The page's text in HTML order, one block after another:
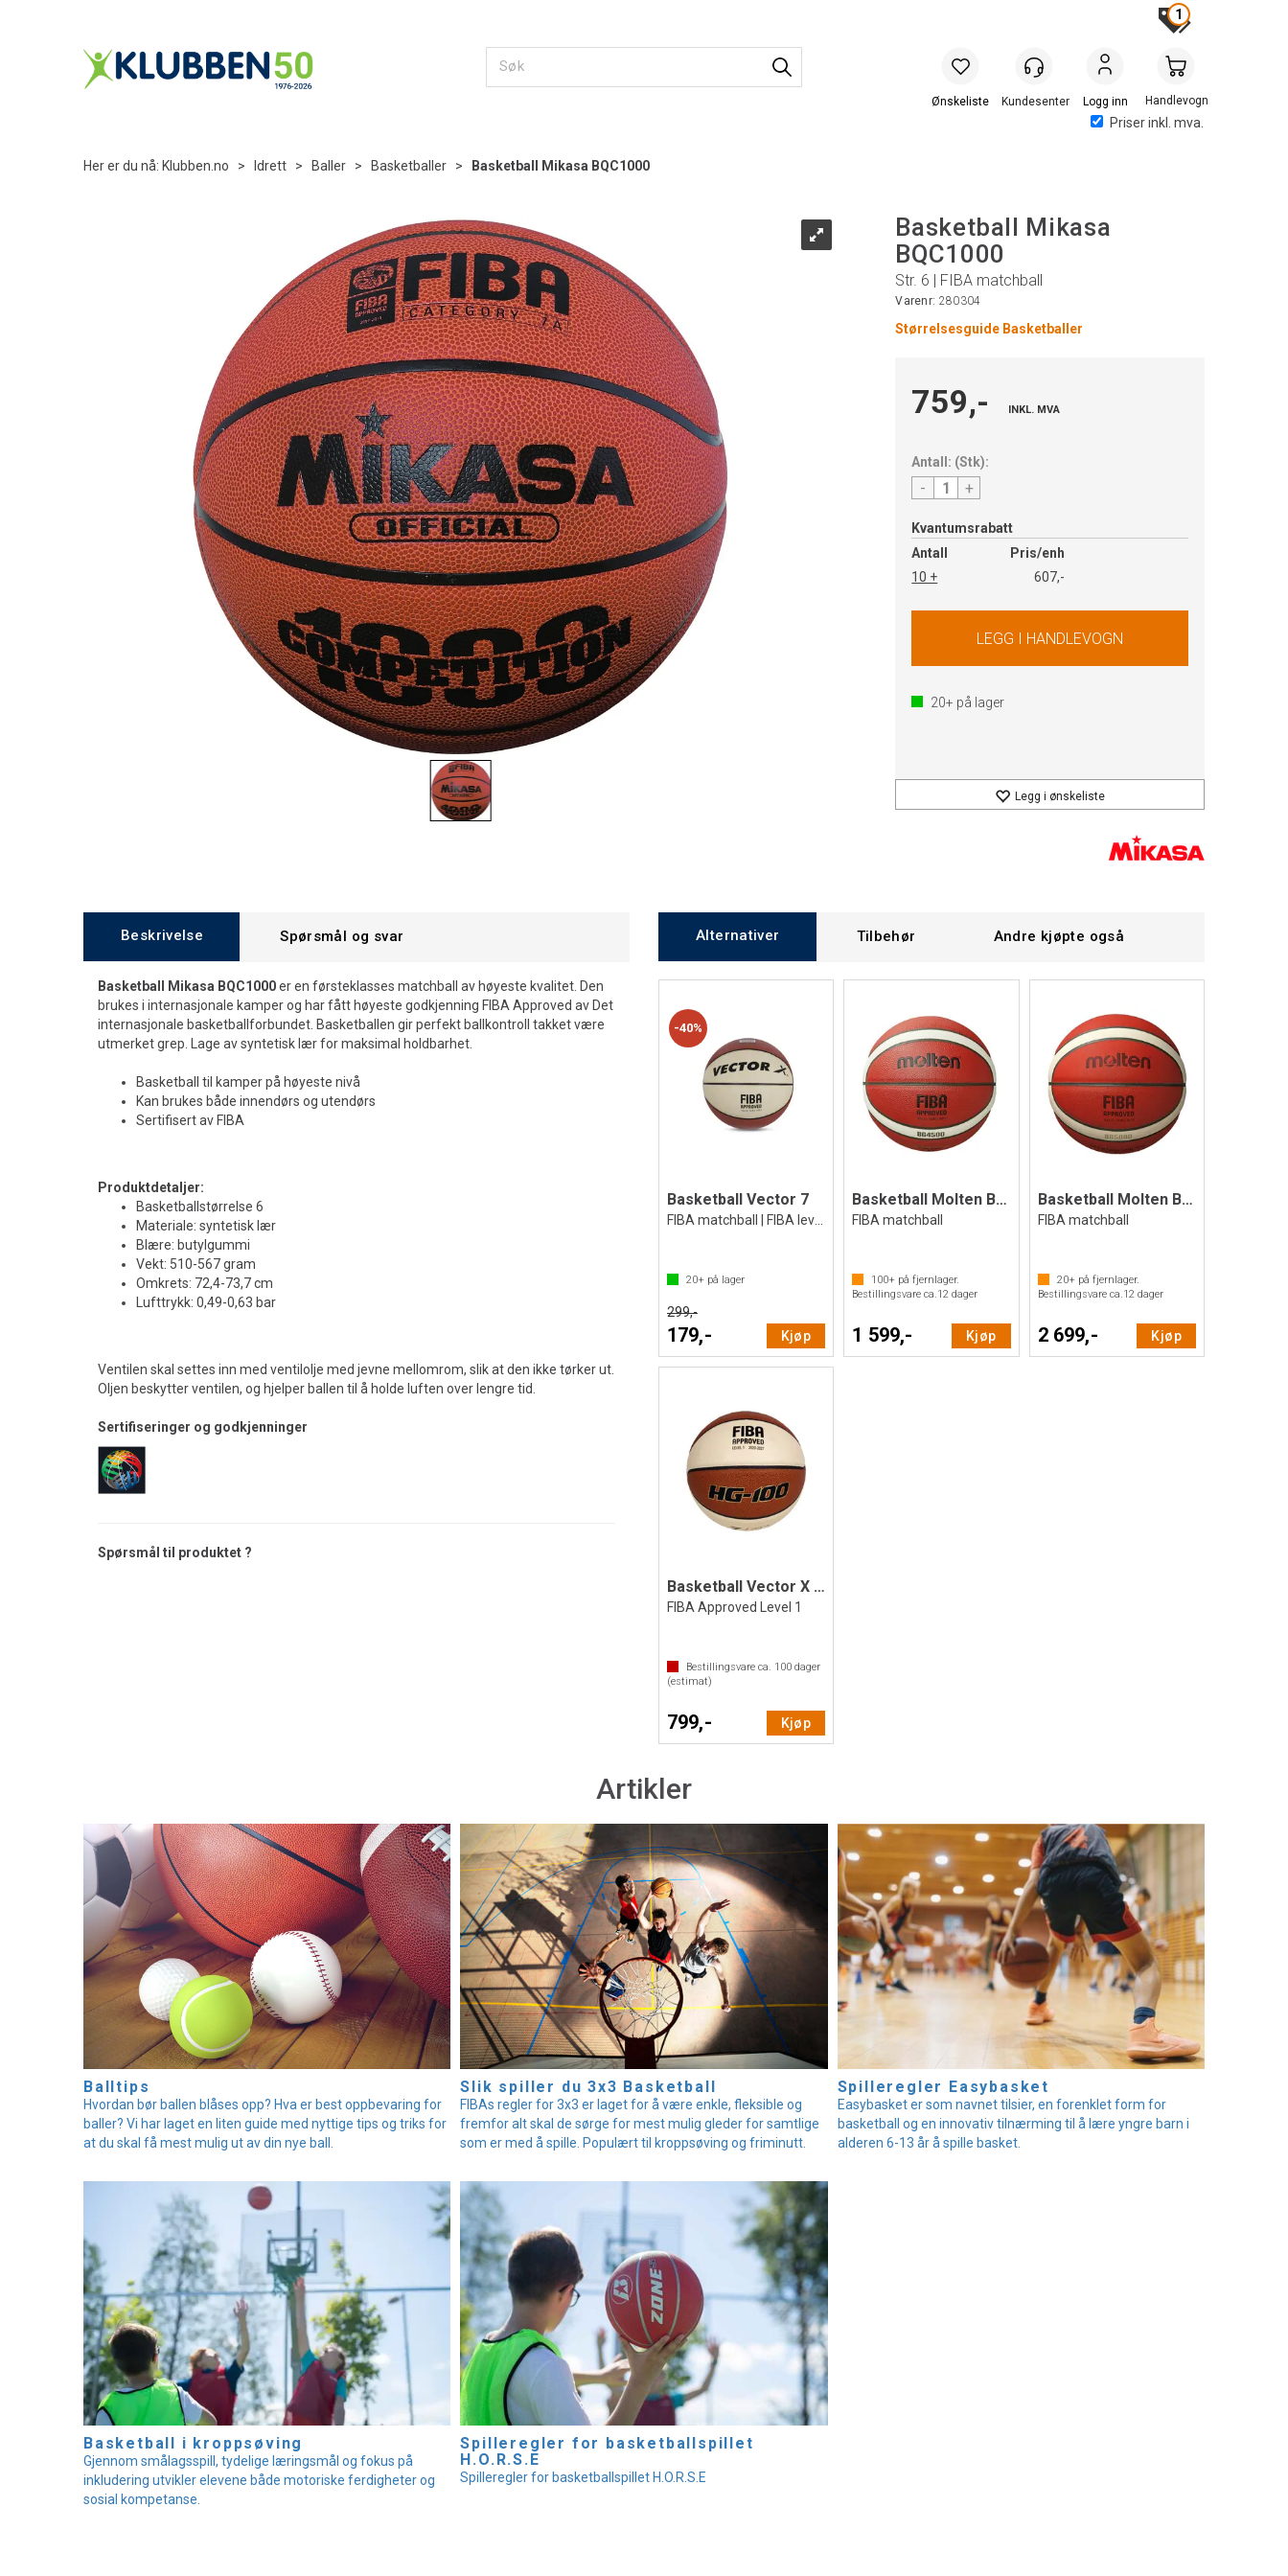
Priser inkl. mva.
Logg inn Handlevogn
1
Her er du nå: Klubben.no > Idrett > Baller > Basketballer > Basketball Mikasa BQC1000
Basketball Mikasa
BQC1000
Str. 6 | FIBA matchball
Varenr: 280304
Størrelsesguide Basketballer
759,- INKL. MVA
Antall: (Stk):
- +
Kvantumsrabatt
Antall
Pris/enh
10 +
607,-
20+ på lager
Legg i ønskeliste
Beskrivelse Spørsmål og svar
Basketball Mikasa BQC1000er en førsteklasses matchball av høyeste kvalitet. Den
brukes i internasjonale kamper og har fått høyeste godkjenning FIBA Approved av Det
internasjonale basketballforbundet. Basketballen gir perfekt ballkontroll takket være
utmerket grep. Lage av syntetisk lær for maksimal holdbarhet.
Basketball til kamper på høyeste nivå
Kan brukes både innendørs og utendørs
Sertifisert av FIBA
Produktdetaljer:
Basketballstørrelse 6
Materiale: syntetisk lær
Blære: butylgummi
Vekt: 510-567 gram
Omkrets: 72,4-73,7 cm
Lufttrykk: 0,49-0,63 bar
Ventilen skal settes inn med ventilolje med jevne mellomrom, slik at den ikke tørker ut.
Oljen beskytter ventilen, og hjelper ballen til å holde luften over lengre tid.
Sertifiseringer og godkjenninger
Spørsmål til produktet ?
Alternativer Tilbehør Andre kjøpte også
40%
Basketball Vector 7
20+ på lager
299,-
179,- Kjøp
Basketball Molten BG4500 6
FIBA matchball
100+ på fjernlager.
Bestillingsvare ca.12 dager
1 599,- Kjøp
Basketball Molten BG5000 7
FIBA matchball
20+på fjernlager.
Bestillingsvare ca.12dager
2 699,- Kjøp
Basketball Vector X HG-100 7
FIBA Approved Level 1
Bestillingsvare ca. 100 dager
(estimat)
799,- Kjøp
Artikler
Balltips
Hvordan bør ballen blåses opp? Hva er best oppbevaring for
baller? Vi har laget en liten guide med nyttige tips og triks for
at du skal få mest mulig ut av din nye ball.
Slik spiller du 3x3 Basketball
FIBAs regler for 3x3 er laget for å være enkle, fleksible og
fremfor alt skal de sørge for mest mulig gleder for samtlige
som er med å spille. Populært til kroppsøving og friminutt.
Spilleregler Easybasket
Easybasket er som navnet tilsier, en forenklet form for
basketball og en innovativ tilnærming til å lære yngre barn i
alderen 6-13 år å spille basket.
Basketball i kroppsøving
Gjennom smålagsspill, tydelige læringsmål og fokus på
inkludering utvikler elevene både motoriske ferdigheter og
sosial kompetanse.
Spilleregler for basketballspillet
H.O.R.S.E
Spilleregler for basketballspillet H.O.R.S.E